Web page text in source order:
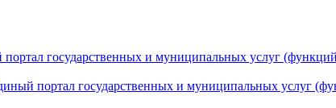
государственных и муниципальных услуг
портал государственных и муниципальных услуг